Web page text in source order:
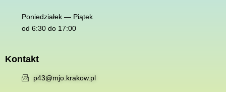
Poniedziałek — Piątek
od 6:30 do 17:00
Kontakt
p43@mjo.krakow.pl